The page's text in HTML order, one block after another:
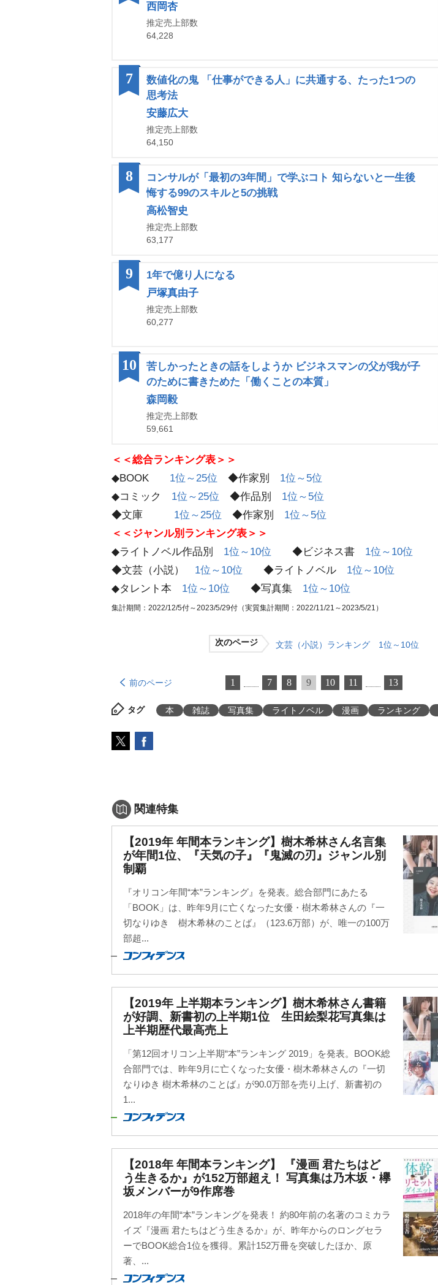
西岡杏
推定売上部数
64,228
数値化の鬼 「仕事ができる人」に共通する、たった1つの
思考法
安藤広大
推定売上部数
64,150
7
コンサルが「最初の3年間」で学ぶコト 知らないと一生後
悔する99のスキルと5の挑戦
高松智史
推定売上部数
63,177
8
1年で億り人になる
戸塚真由子
推定売上部数
60,277
9
苦しかったときの話をしようか ビジネスマンの父が我が子
のために書きためた「働くことの本質」
森岡毅
推定売上部数
59,661
10
＜＜総合ランキング表＞＞
◆BOOK 1位～25位 ◆作家別 1位～5位
◆コミック 1位～25位 ◆作品別 1位～5位
◆文庫 1位～25位 ◆作家別 1位～5位
＜＜ジャンル別ランキング表＞＞
◆ライトノベル作品別 1位～10位 ◆ビジネス書 1位～10位
◆文芸（小説） 1位～10位 ◆ライトノベル 1位～10位
◆タレント本 1位～10位 ◆写真集 1位～10位
集計期間：2022/12/5付～2023/5/29付（実質集計期間：2022/11/21～2023/5/21）
次のページ 文芸（小説）ランキング 1位～10位
前のページ 1 7 8 9 10 11 13
タグ 本 雑誌 写真集 ライトノベル 漫画 ランキング
関連特集
【2019年 年間本ランキング】樹木希林さん名言集
が年間1位、『天気の子』『鬼滅の刃』ジャンル別
制覇
『オリコン年間“本”ランキング』を発表。総合部門にあたる
「BOOK」は、昨年9月に亡くなった女優・樹木希林さんの『一
切なりゆき 樹木希林のことば』（123.6万部）が、唯一の100万
部超...
【2019年 上半期本ランキング】樹木希林さん書籍
が好調、新書初の上半期1位 生田絵梨花写真集は
上半期歴代最高売上
「第12回オリコン上半期“本”ランキング 2019」を発表。BOOK総
合部門では、昨年9月に亡くなった女優・樹木希林さんの『一切
なりゆき 樹木希林のことば』が90.0万部を売り上げ、新書初の
1...
【2018年 年間本ランキング】 『漫画 君たちはど
う生きるか』が152万部超え！ 写真集は乃木坂・欅
坂メンバーが9作席巻
2018年の年間“本”ランキングを発表！ 約80年前の名著のコミカラ
イズ『漫画 君たちはどう生きるか』が、昨年からのロングセラ
ーでBOOK総合1位を獲得。累計152万冊を突破したほか、原
著、...